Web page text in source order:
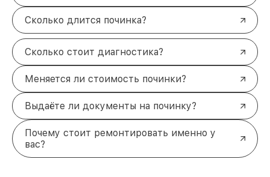
Сколько длится починка?
Сколько стоит диагностика?
Меняется ли стоимость починки?
Выдаёте ли документы на починку?
Почему стоит ремонтировать именно у
вас?